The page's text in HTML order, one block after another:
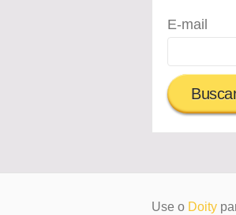
E-mail
Use o Doity